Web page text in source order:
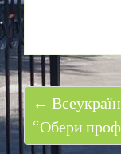
←
“Обери